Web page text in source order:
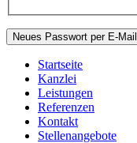
Hauptmenü
Startseite
Kanzlei
Leistungen
Referenzen
Kontakt
Stellenangebote